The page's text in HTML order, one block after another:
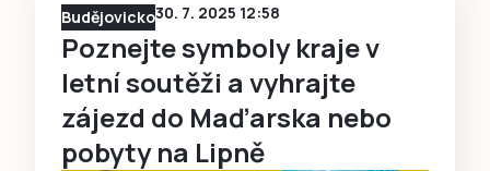
Budějovicko30. 7. 2025 12:58
Poznejte symboly kraje v
letní soutěži a vyhrajte
zájezd do Maďarska nebo
pobyty na Lipně